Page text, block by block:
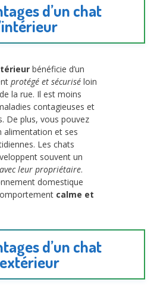
d’un chat
bénéficie d’un
protégé et sécurisé loin
la rue. Il est moins
contagieuses et
De plus, vous pouvez
alimentation et ses
Les chats
souvent un
leur propriétaire.
domestique
calme et
d’un chat